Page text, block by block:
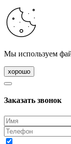
Мы используем
хорошо
Заказать звонок